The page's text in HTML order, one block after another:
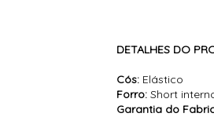
DETALHES DO
Cós: Elástico
Forro: Short
Garantia do